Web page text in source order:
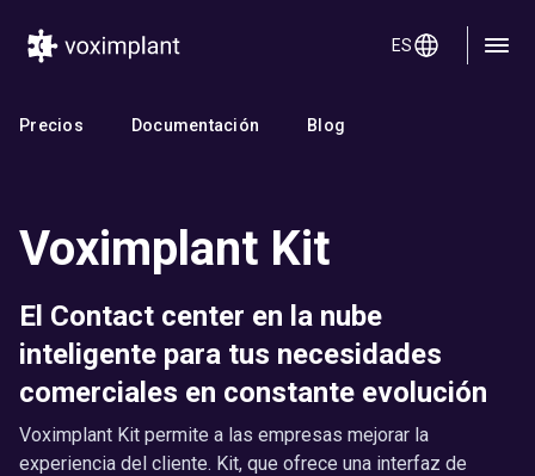
ES
Precios Documentación Blog
Voximplant Kit
El Contact center en la nube
inteligente para tus necesidades
comerciales en constante evolución
Voximplant Kit permite a las empresas mejorar la
experiencia del cliente. Kit, que ofrece una interfaz de